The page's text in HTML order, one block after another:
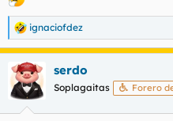
R
e
a
c
c
i
ignaciofdez
serdo
Soplagaitas Forero